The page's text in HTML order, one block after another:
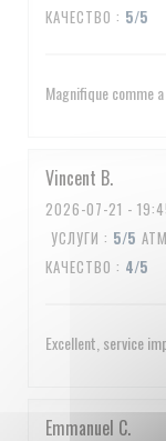
КАЧЕСТВО : 5/5
Magnifique comme
Vincent B
2026-07-21 -
УСЛУГИ : 5/5
КАЧЕСТВО : 4/5
Excellent, service
Emmanuel C